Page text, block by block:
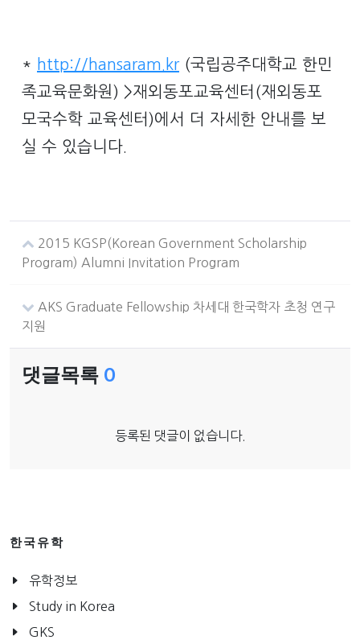
* http://hansaram.kr(국립공주대학교 한민
족교육문화원) >재외동포교육센터(재외동포
모국수학 교육센터)에서 더 자세한 안내를 보
실 수 있습니다.
2015 KGSP(Korean Government Scholarship
Program) Alumni Invitation Program
AKS Graduate Fellowship 차세대 한국학자 초청 연구
지원
댓글목록 0
등록된 댓글이 없습니다.
한국유학
유학정보
Study in Korea
GKS